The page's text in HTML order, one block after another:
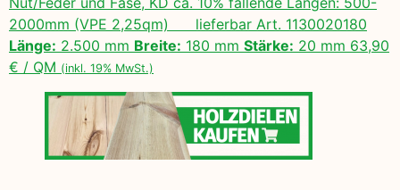
2000mm (VPE 2,25qm) lieferbar Art. 1130020180
Länge: 2.500 mm Breite: 180 mm Stärke: 20 mm 63,90
€ / QM (inkl. 19% MwSt.)